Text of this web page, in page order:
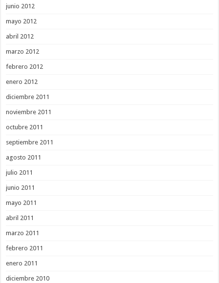
junio 2012
mayo 2012
abril 2012
marzo 2012
febrero 2012
enero 2012
diciembre 2011
noviembre 2011
octubre 2011
septiembre 2011
agosto 2011
julio 2011
junio 2011
mayo 2011
abril 2011
marzo 2011
febrero 2011
enero 2011
diciembre 2010